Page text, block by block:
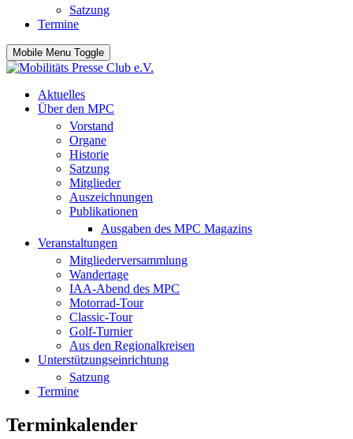
Satzung
Termine
Mobile Menu Toggle
Aktuelles
Über den MPC
Vorstand
Organe
Historie
Satzung
Mitglieder
Auszeichnungen
Publikationen
Ausgaben des MPC Magazins
Veranstaltungen
Mitgliederversammlung
Wandertage
IAA-Abend des MPC
Motorrad-Tour
Classic-Tour
Golf-Turnier
Aus den Regionalkreisen
Unterstützungseinrichtung
Satzung
Termine
Terminkalender